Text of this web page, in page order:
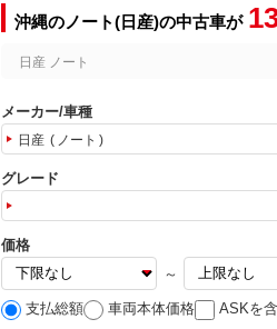
沖縄のノート(日産)の中古車が
日産 ノート
メーカー/車種
日産 ノート
グレード
価格
～
支払総額 車両本体価格 ASKを